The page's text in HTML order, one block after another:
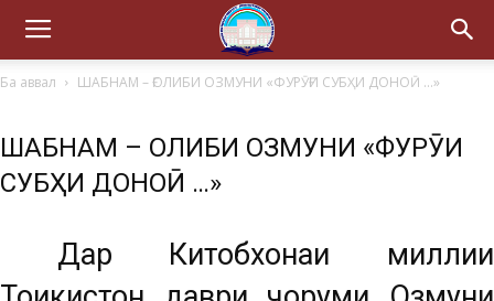
Ба аввал ШАБНАМ – ҒОЛИБИ ОЗМУНИ «ФУРӮҒИ СУБҲИ ДОНОӢ …»
ШАБНАМ – ҒОЛИБИ ОЗМУНИ «ФУРӮҒИ
СУБҲИ ДОНОӢ …»
Дар Китобхонаи миллии